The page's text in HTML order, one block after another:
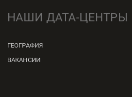
НАШИ ДАТА-ЦЕНТРЫ
ГЕОГРАФИЯ
ВАКАНСИИ